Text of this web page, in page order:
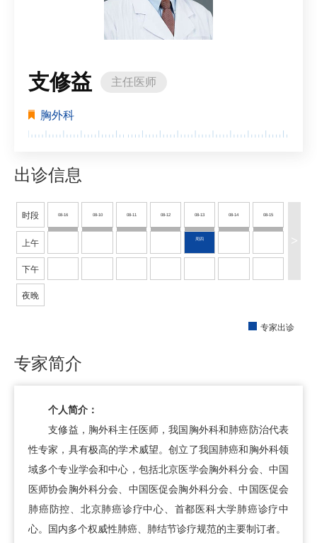
支修益 主任医师
胸外科
出诊信息
时段
上午
下午
夜晚
08-16 08-10 08-11 08-12 08-13
周四
08-14 08-15
>
专家出诊
专家简介
个人简介：
支修益 ， 胸外科主任医师，我国 胸外科和肺癌防治代表
性专家，具有极高的学术威望。创立了我国肺癌和胸外科领
域多个专业学会和中心，包括北京医学会胸外科分会、中国
医师协会胸外科分会、中国医促会胸外科分会、中国医促会
肺癌防控、北京肺癌诊疗中心、首都医科大学肺癌诊疗中
心。国内多个权威性肺癌、肺结节诊疗规范的主要制订者。